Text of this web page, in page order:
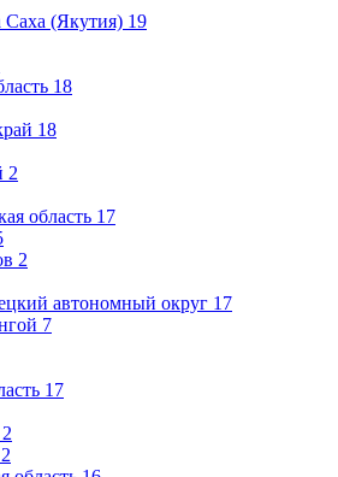
Саха (Якутия) 19
18
18
2
область 17
2
автономный округ 17
7
17
2
2